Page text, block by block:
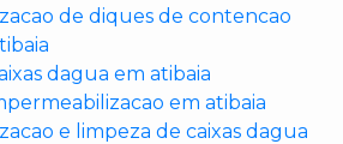
de diques de contencao
dagua em atibaia
em atibaia
e limpeza de caixas dagua